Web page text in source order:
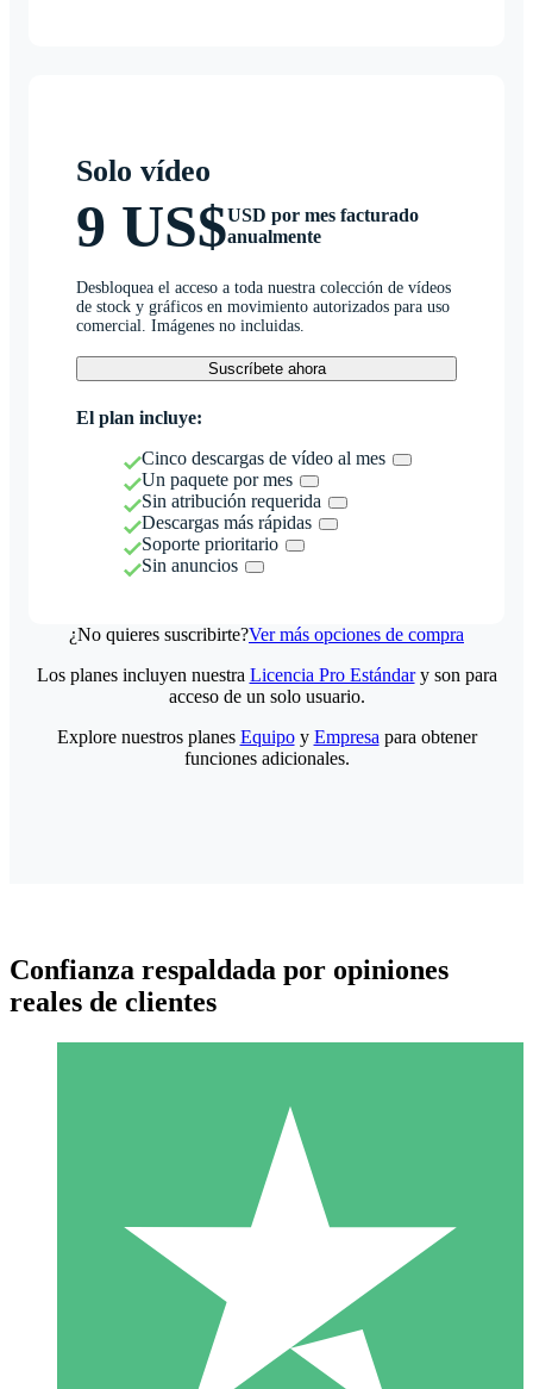
Solo vídeo
9 US$USD por mes facturado
anualmente
Desbloquea el acceso a toda nuestra colección de vídeos
de stock y gráficos en movimiento autorizados para uso
comercial. Imágenes no incluidas.
Suscríbete ahora
El plan incluye:
Cinco descargas de vídeo al mes
Un paquete por mes
Sin atribución requerida
Descargas más rápidas
Soporte prioritario
Sin anuncios
¿No quieres suscribirte?Ver más opciones de compra
Paquetes de Créditos Individuales
Paga según el uso con créditos de descarga. Sin compromiso
10 00
Los planes incluyen nuestra Licencia Pro Estándary son para
acceso de un solo usuario.
Explore nuestros planes Equipoy Empresa para obtener
funciones adicionales.
Confianza respaldada por opiniones
reales de clientes